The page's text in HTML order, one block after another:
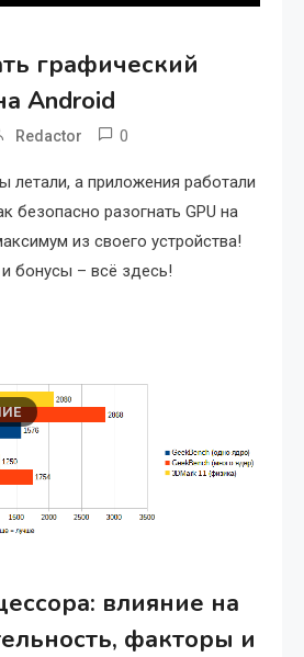
графический
Android
Redactor 0
летали, а приложения работали
безопасно разогнать GPU на
из своего устройства!
бонусы – всё здесь!
влияние на
факторы и